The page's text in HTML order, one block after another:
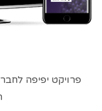
פרויקט יפיפה